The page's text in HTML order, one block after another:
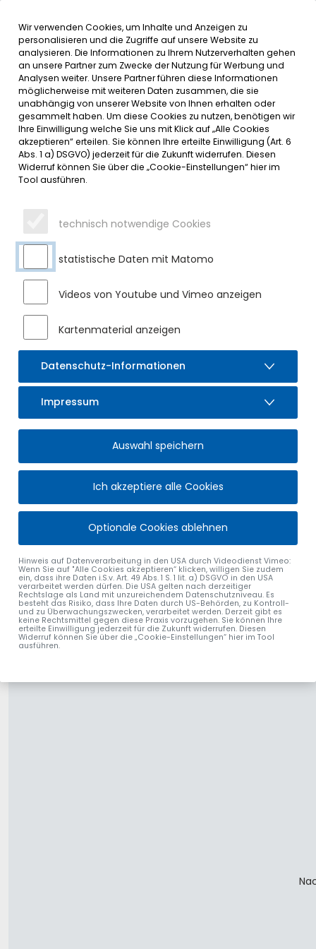
MENÜ
SERVICE
DATUMSMENÜ
JAHR WÄHLEN
MONAT WÄHLEN
Wir verwenden Cookies, um Inhalte und Anzeigen zu
personalisieren und die Zugriffe auf unsere Website zu
analysieren. Die Informationen zu Ihrem Nutzerverhalten gehen
an unsere Partner zum Zwecke der Nutzung für Werbung und
Analysen weiter. Unsere Partner führen diese Informationen
möglicherweise mit weiteren Daten zusammen, die sie
unabhängig von unserer Website von Ihnen erhalten oder
gesammelt haben. Um diese Cookies zu nutzen, benötigen wir
Ihre Einwilligung welche Sie uns mit Klick auf „Alle Cookies
akzeptieren“ erteilen. Sie können Ihre erteilte Einwilligung (Art. 6
Abs. 1 a) DSGVO) jederzeit für die Zukunft widerrufen. Diesen
Widerruf können Sie über die „Cookie-Einstellungen“ hier im
Tool ausführen.
technisch notwendige Cookies
statistische Daten mit Matomo
Videos von Youtube und Vimeo anzeigen
Kartenmaterial anzeigen
Datenschutz-Informationen
Impressum
Auswahl speichern
Ich akzeptiere alle Cookies
Optionale Cookies ablehnen
Hinweis auf Datenverarbeitung in den USA durch Videodienst Vimeo:
Wenn Sie auf "Alle Cookies akzeptieren“ klicken, willigen Sie zudem
ein, dass ihre Daten i.S.v. Art. 49 Abs. 1 S. 1 lit. a) DSGVO in den USA
verarbeitet werden dürfen. Die USA gelten nach derzeitiger
Rechtslage als Land mit unzureichendem Datenschutzniveau. Es
besteht das Risiko, dass Ihre Daten durch US-Behörden, zu Kontroll-
und zu Überwachungszwecken, verarbeitet werden. Derzeit gibt es
keine Rechtsmittel gegen diese Praxis vorzugehen. Sie können Ihre
erteilte Einwilligung jederzeit für die Zukunft widerrufen. Diesen
Widerruf können Sie über die „Cookie-Einstellungen“ hier im Tool
ausführen.